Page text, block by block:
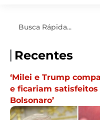
Recentes
‘Milei e Trump
e ficariam satisfeitos
Bolsonaro’